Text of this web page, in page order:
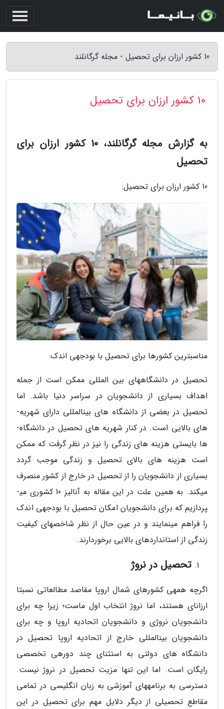
10 کشور ارزان برای تحصیل - مجله گرگانلند
10 کشور ارزان برای تحصیل
به گزارش مجله گرگانلند، 10 کشور ارزان برای
تحصیل
10 کشور ارزان برای تحصیل:
مناسب­ترین کشورها برای تحصیل با بودجه­ی اندک:
تحصیل در دانشگاه­های بین ­المللی ممکن است از جمله
اهداف بسیاری از دانشجویان در سراسر دنیا باشد. اما
تحصیل در بعضی از دانشگاه ­های بین­المللی دارای شهریه­
های بالایی است. در کنار شهریه­ های تحصیل در دانشگاه­
ها بایستی هزینه ­های زندگی را نیز در نظر گرفت که ممکن
است هزینه ­های بالای تحصیل و زندگی موجب گردد
بسیاری از دانشجویان را از تحصیل در خارج از کشور منصرف
می­کند. به همین علت در این مقاله به آنالیز 10 کشوری می­
پردازیم که برای دانشجویان امکان تحصیل با بودجه­­ی اندک
را فراهم می­نمایند و در عین حال از نظر شاخص­های کیفیت
زندگی از استانداردهای بالایی برخوردارند.
تحصیل در نروژ
اگرچه همه­ی کشورهای شمال اروپا مقاصد مطالعاتی نسبتا
ارزان­ای هستند، اما نروژ انتخاب اول ماست؛ زیرا چه برای
دانشجویان نروژی و دانشجویان اتحادیه اروپا و چه برای
دانشجویان بین­المللی خارج از اتحادیه اروپا تحصیل در
دانشگاه­ های دولتی به استثنای چند دوره­ی تخصصی
رایگان است. اما این تنها مزیت تحصیل در نروژ نیست.
دسترسی به برنامه­های آموزشی به زبان انگلیسی در تمامی
مقاطع تحصیلی از دیگر دلایل مهم برای تحصیل در این